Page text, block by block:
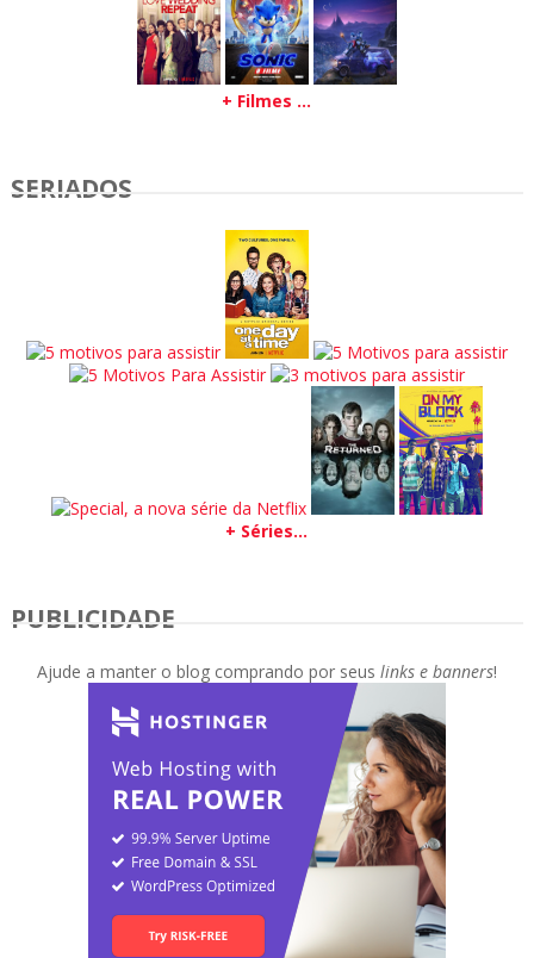
+ Filmes ...
SERIADOS
+ Séries...
PUBLICIDADE
Ajude a manter o blog comprando por seus links e banners!